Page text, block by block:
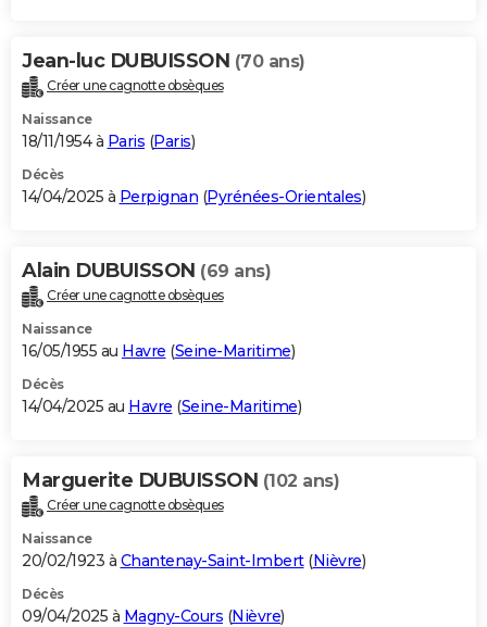
Jean-luc DUBUISSON (70 ans)
Créer une cagnotte obsèques
Naissance
18/11/1954 à Paris (Paris)
Décès
14/04/2025 à Perpignan (Pyrénées-Orientales)
Alain DUBUISSON (69 ans)
Créer une cagnotte obsèques
Naissance
16/05/1955 au Havre (Seine-Maritime)
Décès
14/04/2025 au Havre (Seine-Maritime)
Marguerite DUBUISSON (102 ans)
Créer une cagnotte obsèques
Naissance
20/02/1923 à Chantenay-Saint-Imbert(Nièvre)
Décès
09/04/2025 à Magny-Cours (Nièvre)